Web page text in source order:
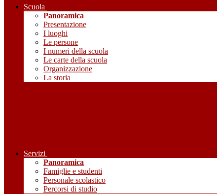
Scuola
Panoramica
Presentazione
I luoghi
Le persone
I numeri della scuola
Le carte della scuola
Organizzazione
La storia
Servizi
Panoramica
Famiglie e studenti
Personale scolastico
Percorsi di studio